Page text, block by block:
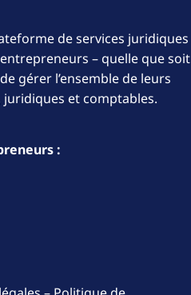
de services juridiques
– quelle que soit
gérer l’ensemble de leurs
et comptables.
: